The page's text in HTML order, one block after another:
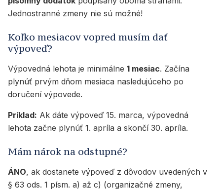
Jednostranné zmeny nie sú možné!
Koľko mesiacov vopred musím dať
výpoveď?
Výpovedná lehota je minimálne 1 mesiac. Začína
plynúť prvým dňom mesiaca nasledujúceho po
doručení výpovede.
Príklad: Ak dáte výpoveď 15. marca, výpovedná
lehota začne plynúť 1. apríla a skončí 30. apríla.
Mám nárok na odstupné?
ÁNO, ak dostanete výpoveď z dôvodov uvedených v
§ 63 ods. 1 písm. a) až c) (organizačné zmeny,